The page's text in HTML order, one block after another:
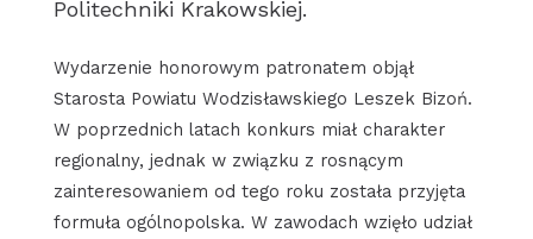
Politechniki Krakowskiej.
Wydarzenie honorowym patronatem objął
Starosta Powiatu Wodzisławskiego Leszek Bizoń.
W poprzednich latach konkurs miał charakter
regionalny, jednak w związku z rosnącym
zainteresowaniem od tego roku została przyjęta
formuła ogólnopolska. W zawodach wzięło udział